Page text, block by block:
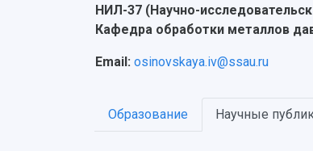
НИЛ-37 (Научно-
Кафедра обработки металлов
Email: osinovskaya.iv@ssau.ru
Образование Научные